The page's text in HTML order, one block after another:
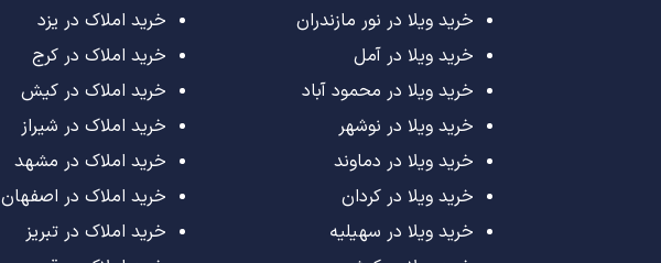
خرید ویلا در نور مازندران
خرید ویلا در آمل
خرید ویلا در محمود آباد
خرید ویلا در نوشهر
خرید ویلا در دماوند
خرید ویلا در کردان
خرید ویلا در سهیلیه
خرید املاک در یزد
خرید املاک در کرج
خرید املاک در کیش
خرید املاک در شیراز
خرید املاک در مشهد
خرید املاک در اصفهان
خرید املاک در تبریز